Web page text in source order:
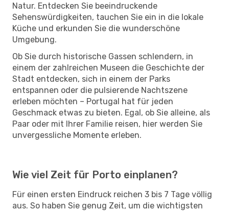
Natur. Entdecken Sie beeindruckende
Sehenswürdigkeiten, tauchen Sie ein in die lokale
Küche und erkunden Sie die wunderschöne
Umgebung.
Ob Sie durch historische Gassen schlendern, in
einem der zahlreichen Museen die Geschichte der
Stadt entdecken, sich in einem der Parks
entspannen oder die pulsierende Nachtszene
erleben möchten – Portugal hat für jeden
Geschmack etwas zu bieten. Egal, ob Sie alleine, als
Paar oder mit Ihrer Familie reisen, hier werden Sie
unvergessliche Momente erleben.
Wie viel Zeit für Porto einplanen?
Für einen ersten Eindruck reichen 3 bis 7 Tage völlig
aus. So haben Sie genug Zeit, um die wichtigsten